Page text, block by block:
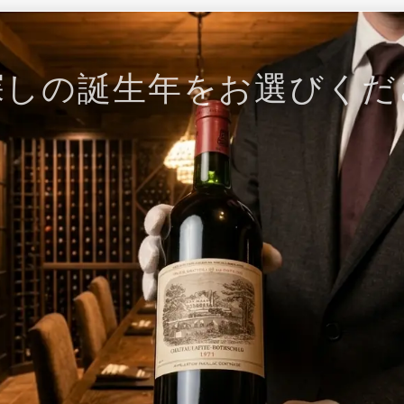
の誕生年をお選びく